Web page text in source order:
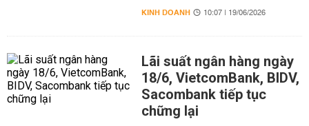
KINH DOANH 10:07 | 19/06/2026
Lãi suất ngân hàng ngày
18/6, VietcomBank, BIDV,
Sacombank tiếp tục
chững lại